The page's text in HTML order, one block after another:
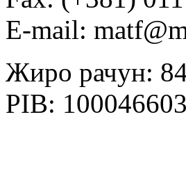
E-mail:
Жиро рачун:
PIB: 100046603